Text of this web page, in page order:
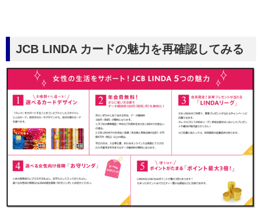
JCB LINDA カードの魅力を再確認してみる